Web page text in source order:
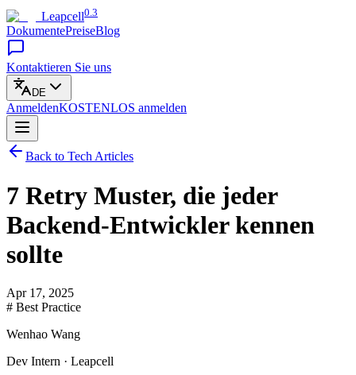
Leapcell0.3
DokumentePreiseBlog
Kontaktieren Sie uns
DE
AnmeldenKOSTENLOS anmelden
Back to Tech Articles
7 Retry Muster, die jeder
Backend-Entwickler kennen
sollte
Apr 17, 2025
# Best Practice
Wenhao Wang
Dev Intern · Leapcell